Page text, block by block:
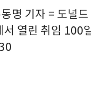
명 기자 = 도널
열린 취임 100